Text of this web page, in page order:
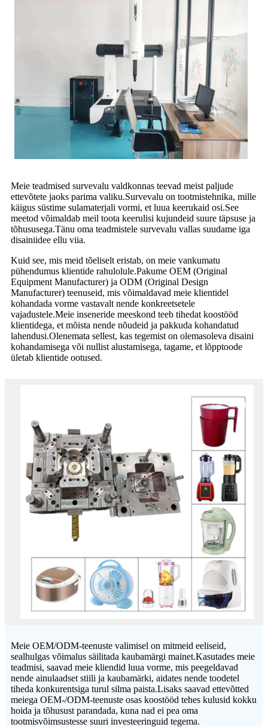
Meie teadmised survevalu valdkonnas teevad meist paljude
ettevõtete jaoks parima valiku.Survevalu on tootmistehnika, mille
käigus süstime sulamaterjali vormi, et luua keerukaid osi.See
meetod võimaldab meil toota keerulisi kujundeid suure täpsuse ja
tõhususega.Tänu oma teadmistele survevalu vallas suudame iga
disainiidee ellu viia.
Kuid see, mis meid tõeliselt eristab, on meie vankumatu
pühendumus klientide rahulolule.Pakume OEM (Original
Equipment Manufacturer) ja ODM (Original Design
Manufacturer) teenuseid, mis võimaldavad meie klientidel
kohandada vorme vastavalt nende konkreetsetele
vajadustele.Meie inseneride meeskond teeb tihedat koostööd
klientidega, et mõista nende nõudeid ja pakkuda kohandatud
lahendusi.Olenemata sellest, kas tegemist on olemasoleva disaini
kohandamisega või nullist alustamisega, tagame, et lõpptoode
ületab klientide ootused.
Meie OEM/ODM-teenuste valimisel on mitmeid eeliseid,
sealhulgas võimalus säilitada kaubamärgi mainet.Kasutades meie
teadmisi, saavad meie kliendid luua vorme, mis peegeldavad
nende ainulaadset stiili ja kaubamärki, aidates nende toodetel
tiheda konkurentsiga turul silma paista.Lisaks saavad ettevõtted
meiega OEM-/ODM-teenuste osas koostööd tehes kulusid kokku
hoida ja tõhusust parandada, kuna nad ei pea oma
tootmisvõimsustesse suuri investeeringuid tegema.